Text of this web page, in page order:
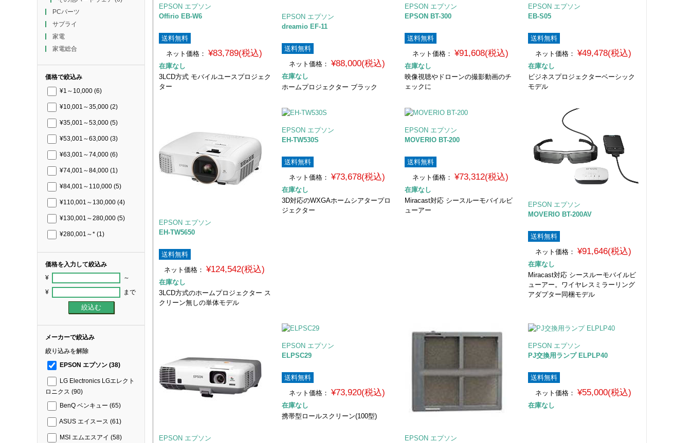
PCパーツ
サプライ
家電
家電総合
価格で絞込み
¥1～10,000 (6)
¥10,001～35,000 (2)
¥35,001～53,000 (5)
¥53,001～63,000 (3)
¥63,001～74,000 (6)
¥74,001～84,000 (1)
¥84,001～110,000 (5)
¥110,001～130,000 (4)
¥130,001～280,000 (5)
¥280,001～* (1)
価格を入力して絞込み
¥ ～
¥ まで
メーカーで絞込み
絞り込みを解除
EPSON エプソン (38)
LG Electronics LGエレクト
ロニクス (90)
BenQ ベンキュー (65)
ASUS エイスース (61)
MSI エムエスアイ (58)
EPSON エプソン
Offirio EB-W6
送料無料
ネット価格：
¥83,789(税込)
在庫なし
3LCD方式 モバイルユースプロジェク
ター
EPSON エプソン
dreamio EF-11
送料無料
ネット価格：
¥88,000(税込)
在庫なし
ホームプロジェクター ブラック
EPSON エプソン
EPSON BT-300
送料無料
ネット価格： ¥91,608(税込)
在庫なし
映像視聴やドローンの撮影動画のチ
ェックに
EPSON エプソン
EB-S05
送料無料
ネット価格： ¥49,478(税込)
在庫なし
ビジネスプロジェクターベーシック
モデル
EPSON エプソン
EH-TW5650
送料無料
ネット価格： ¥124,542(税込)
在庫なし
3LCD方式のホームプロジェクター ス
クリーン無しの単体モデル
EPSON エプソン
EH-TW530S
送料無料
ネット価格：
¥73,678(税込)
在庫なし
3D対応のWXGAホームシアタープロ
ジェクター
EPSON エプソン
MOVERIO BT-200
送料無料
ネット価格： ¥73,312(税込)
在庫なし
Miracast対応 シースルーモバイルビ
ューアー
EPSON エプソン
MOVERIO BT-200AV
送料無料
ネット価格： ¥91,646(税込)
在庫なし
Miracast対応 シースルーモバイルビ
ューアー。ワイヤレスミラーリング
アダプター同梱モデル
EPSON エプソン
EPSON エプソン
ELPSC29
送料無料
ネット価格：
¥73,920(税込)
在庫なし
携帯型ロールスクリーン(100型)
EPSON エプソン
EPSON エプソン
PJ交換用ランプ ELPLP40
送料無料
ネット価格： ¥55,000(税込)
在庫なし